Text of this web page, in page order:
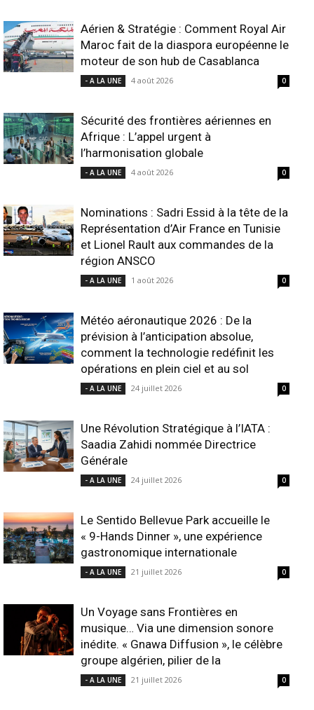
Aérien & Stratégie : Comment Royal Air
Maroc fait de la diaspora européenne le
moteur de son hub de Casablanca
- A LA UNE 4 août 2026 0
Sécurité des frontières aériennes en
Afrique : L’appel urgent à
l’harmonisation globale
- A LA UNE 4 août 2026 0
Nominations : Sadri Essid à la tête de la
Représentation d’Air France en Tunisie
et Lionel Rault aux commandes de la
région ANSCO
- A LA UNE 1 août 2026 0
Météo aéronautique 2026 : De la
prévision à l’anticipation absolue,
comment la technologie redéfinit les
opérations en plein ciel et au sol
- A LA UNE 24 juillet 2026 0
Une Révolution Stratégique à l’IATA :
Saadia Zahidi nommée Directrice
Générale
- A LA UNE 24 juillet 2026 0
Le Sentido Bellevue Park accueille le
« 9-Hands Dinner », une expérience
gastronomique internationale
- A LA UNE 21 juillet 2026 0
Un Voyage sans Frontières en
musique… Via une dimension sonore
inédite. « Gnawa Diffusion », le célèbre
groupe algérien, pilier de la
- A LA UNE 21 juillet 2026 0